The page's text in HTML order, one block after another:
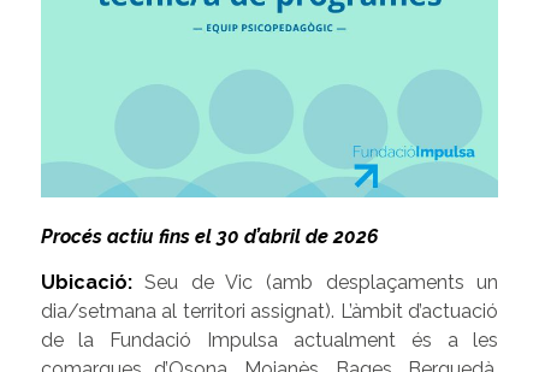
Procés actiu fins el 30 d’abril de 2026
Ubicació:Seu de Vic (amb desplaçaments un
dia/setmana al territori assignat). L’àmbit d’actuació
de la Fundació Impulsa actualment és a les